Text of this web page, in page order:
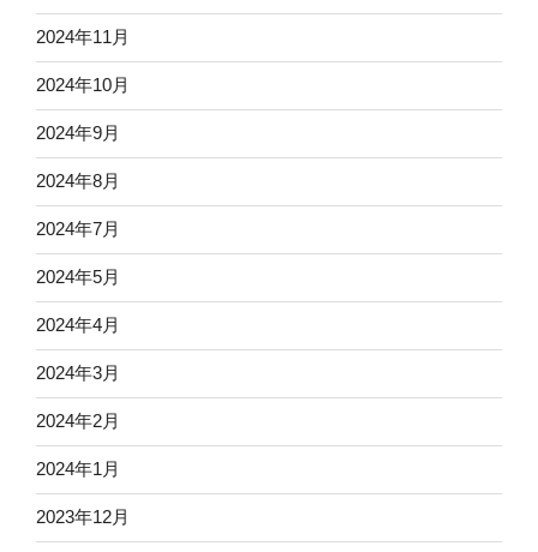
2024年11月
2024年10月
2024年9月
2024年8月
2024年7月
2024年5月
2024年4月
2024年3月
2024年2月
2024年1月
2023年12月